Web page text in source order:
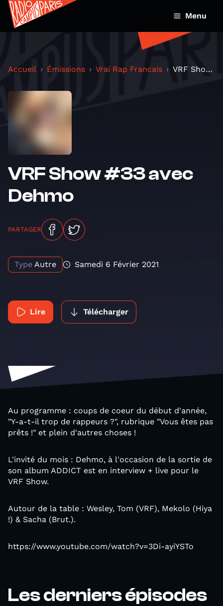
Menu
Accueil Émissions Vrai Rap Francais VRF Show #33 avec Dehmo
VRF Show #33 avec
Dehmo
PARTAGER
Type Autre Samedi 6 Février 2021
Lire Télécharger
Au programme : coups de coeur du début d'année,
"Y-a-t-il trop de rappeurs ?", rubrique "Vous êtes pas
prêts !" et plein d'autres choses !
L'invité du mois : Dehmo, à l'occasion de la sortie de
son album ADDICT est en interview + live pour le
VRF Show.
Autour de la table : Wesley, Tom (VRF), Mekolo (Hiya
!) & Sacha (Brut.).
https://www.youtube.com/watch?v=3Di-ayiYSTo
Les derniers épisodes